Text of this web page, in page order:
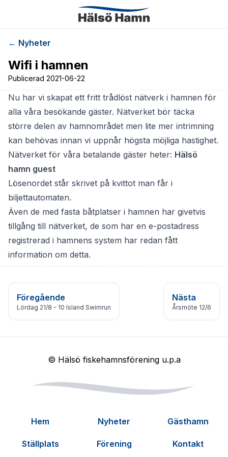
← Nyheter
Wifi i hamnen
Publicerad 2021-06-22
Nu har vi skapat ett fritt trådlöst nätverk i hamnen för
alla våra besökande gäster. Nätverket bör täcka
större delen av hamnområdet men lite mer intrimning
kan behövas innan vi uppnår högsta möjliga hastighet.
Nätverket för våra betalande gäster heter: Hälsö
hamn guest
Lösenordet står skrivet på kvittot man får i
biljettautomaten.
Även de med fasta båtplatser i hamnen har givetvis
tillgång till nätverket, de som har en e-postadress
registrerad i hamnens system har redan fått
information om detta.
Föregående
Lördag 21/8 - 10 Island Swimrun
Nästa
Årsmöte 12/6
© Hälsö fiskehamnsförening u.p.a
Hem Nyheter Gästhamn
Ställplats Förening Kontakt